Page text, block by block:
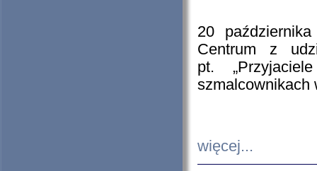
20
Centrum z
pt.
szmalcownikach
więcej...